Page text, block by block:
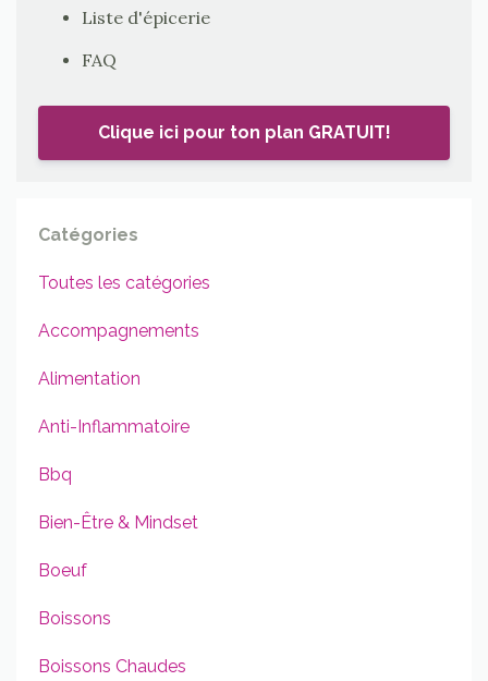
Liste d'épicerie
FAQ
Clique ici pour ton plan GRATUIT!
Catégories
Toutes les catégories
Accompagnements
Alimentation
Anti-Inflammatoire
Bbq
Bien-Être & Mindset
Boeuf
Boissons
Boissons Chaudes